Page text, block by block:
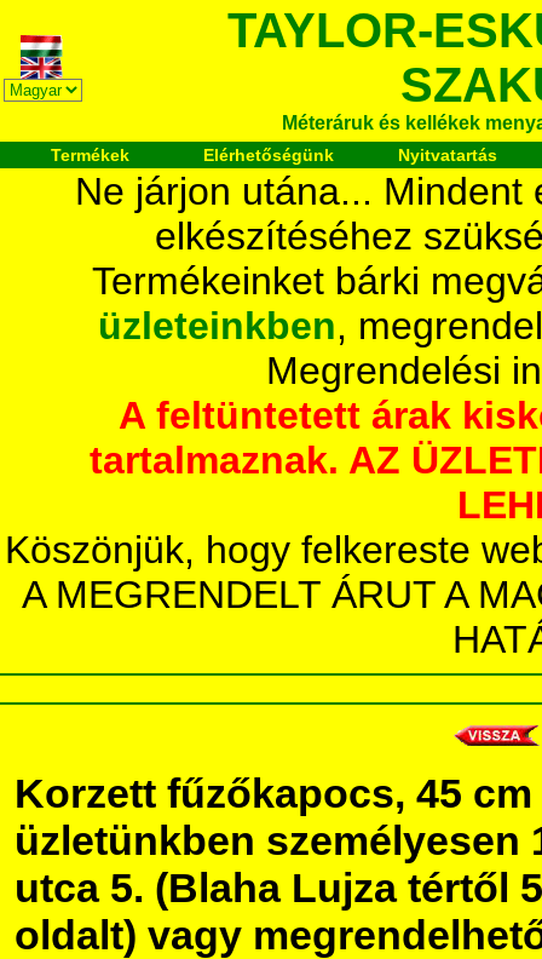
TAYLOR-
Méteráruk és kellékek
Termékek Elérhetőségünk Nyitvatartás
Ne járjon utána...
elkészítéséhez
Termékeinket bárki
üzleteinkben,
Megrendelési
A feltüntetett árak
tartalmaznak. AZ
Köszönjük, hogy felkereste
A MEGRENDELT ÁRUT A
Korzett fűzőkapocs, 45
üzletünkben személyesen
utca 5. (Blaha Lujza tértől
oldalt) vagy